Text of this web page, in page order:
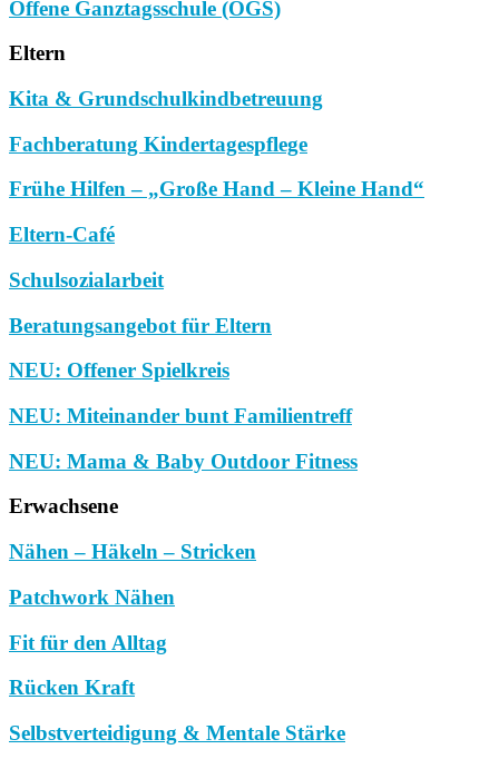
Offene Ganztagsschule (OGS)
Eltern
Kita & Grundschulkindbetreuung
Fachberatung Kindertagespflege
Frühe Hilfen – „Große Hand – Kleine Hand“
Eltern-Café
Schulsozialarbeit
Beratungsangebot für Eltern
NEU: Offener Spielkreis
NEU: Miteinander bunt Familientreff
NEU: Mama & Baby Outdoor Fitness
Erwachsene
Nähen – Häkeln – Stricken
Patchwork Nähen
Fit für den Alltag
Rücken Kraft
Selbstverteidigung & Mentale Stärke